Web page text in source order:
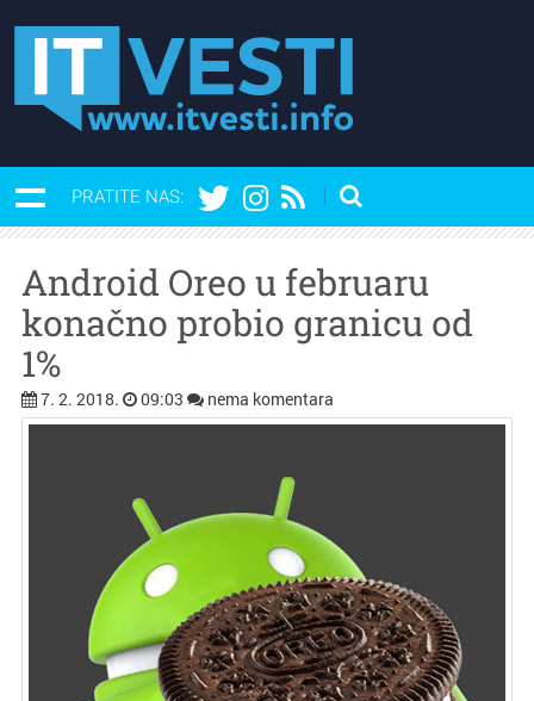
PRATITE NAS:
Android Oreo u februaru
konačno probio granicu od
1%
7. 2. 2018. 09:03 nema komentara